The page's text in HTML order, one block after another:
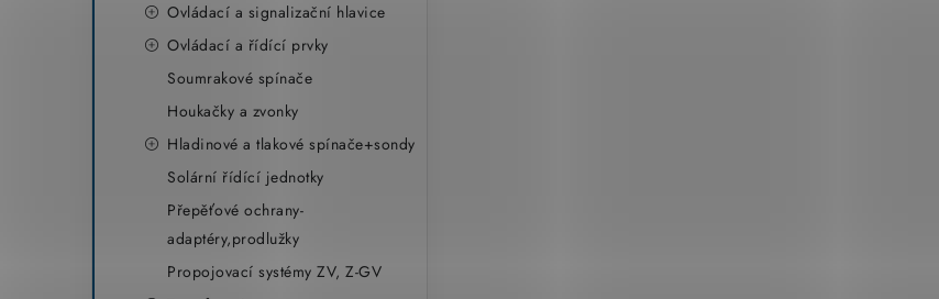
Ovládací a signalizační hlavice
Ovládací a řídící prvky
Soumrakové spínače
Houkačky a zvonky
Hladinové a tlakové spínače+sondy
Solární řídící jednotky
Přepěťové ochrany-
adaptéry,prodlužky
Propojovací systémy ZV, Z-GV